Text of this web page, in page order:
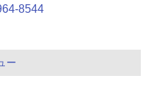
8544
ー